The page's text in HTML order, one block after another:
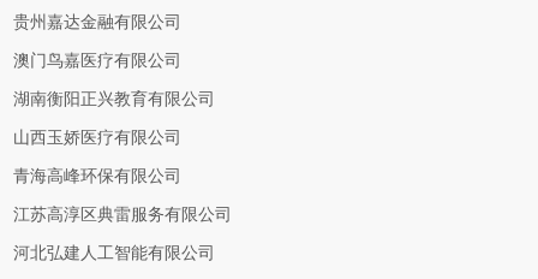
贵州嘉达金融有限公司
澳门鸟嘉医疗有限公司
湖南衡阳正兴教育有限公司
山西玉娇医疗有限公司
青海高峰环保有限公司
江苏高淳区典雷服务有限公司
河北弘建人工智能有限公司